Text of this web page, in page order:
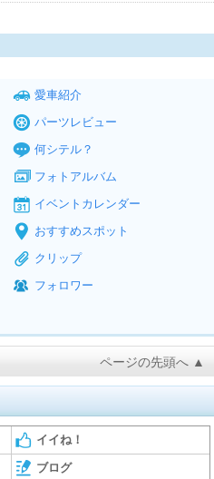
愛車紹介
パーツレビュー
何シテル？
フォトアルバム
イベントカレンダー
おすすめスポット
クリップ
フォロワー
ページの先頭へ ▲
イイね！
ブログ